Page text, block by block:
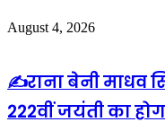
August 4, 2026
✍️राना बेनी माधव
222वीं जयंती का